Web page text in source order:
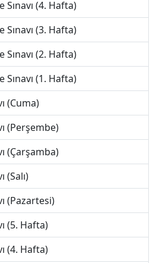
(4. Hafta)
(3. Hafta)
(2. Hafta)
(1. Hafta)
(Cuma)
(Perşembe)
(Çarşamba)
(Salı)
(Pazartesi)
(5. Hafta)
(4. Hafta)